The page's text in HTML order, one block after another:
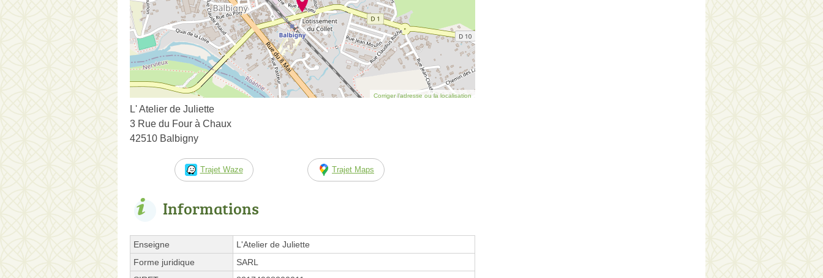
Corriger l’adresse ou la localisation
L' Atelier de Juliette
3 Rue du Four à Chaux
42510 Balbigny
Trajet Waze Trajet Maps
Informations
Enseigne
L'Atelier de Juliette
Forme juridique
SARL